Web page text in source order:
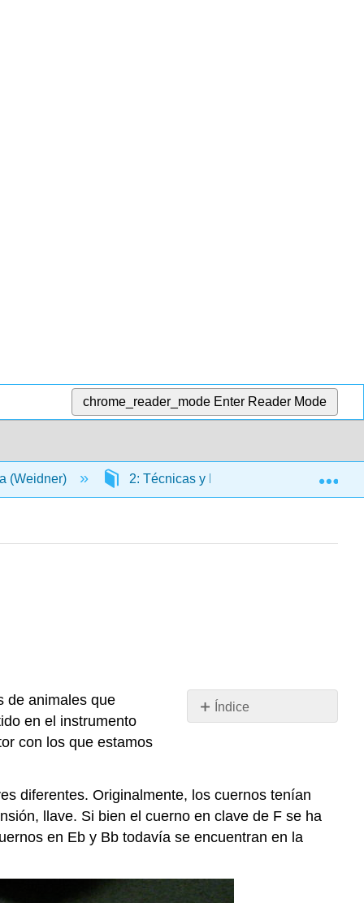
chrome_reader_mode Enter Reader Mode
(Weidner) 2: Técnicas y Pedagogías Específicas
Índice
Bocina
Principiante
Configuración
la
bocina
de animales que
en el instrumento
con los que estamos
diferentes. Originalmente, los cuernos tenían
llave. Si bien el cuerno en clave de F se ha
en Eb y Bb todavía se encuentran en la